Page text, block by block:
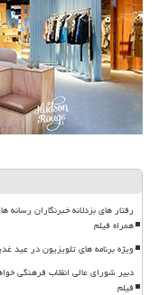
رفتار های بزدلانه خبرنگاران
همراه فیلم
ویژه برنامه های تلویزیون در عید
دبیر شورای عالی انقلاب فرهنگی
فیلم